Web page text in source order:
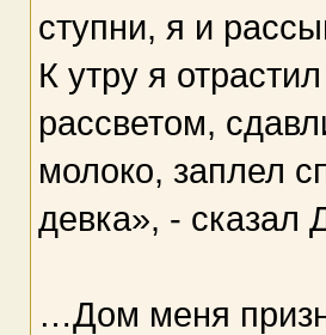
ступни, я и
К утру я
рассветом,
молоко, заплел
девка», - сказал
…Дом меня